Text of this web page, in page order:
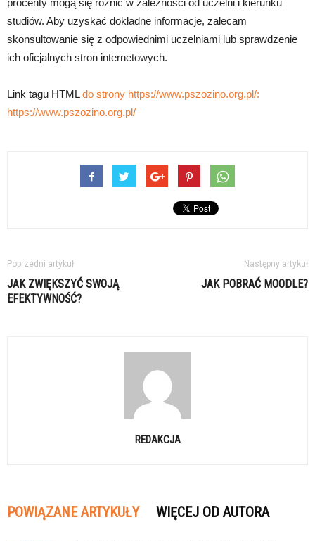
procenty mogą się różnić w zależności od uczelni i kierunku
studiów. Aby uzyskać dokładne informacje, zalecam
skonsultowanie się z odpowiednimi uczelniami lub sprawdzenie
ich oficjalnych stron internetowych.
Link tagu HTMLdo strony https://www.pszozino.org.pl/:
https://www.pszozino.org.pl/
Poprzedni artykuł
JAK ZWIĘKSZYĆ SWOJĄ
EFEKTYWNOŚĆ?
Następny artykuł
JAK POBRAĆ MOODLE?
REDAKCJA
POWIĄZANE ARTYKUŁY WIĘCEJ OD AUTORA